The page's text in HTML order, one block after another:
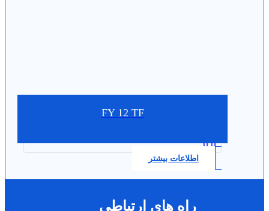
FY 12 TF
0.0
اطلاعات بیشتر
راه های ارتباطی